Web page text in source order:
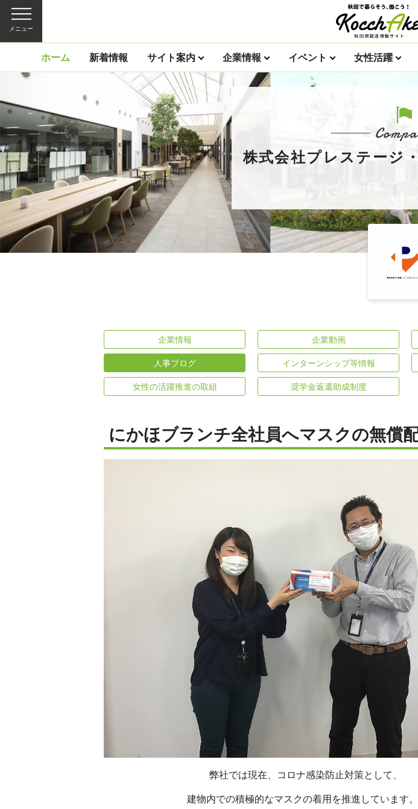
メニュー
ホーム 新着情報 サイト案内 企業情報 イベント 女性活躍
株式会社プレステージ
企業情報 企業動画
人事ブログ インターンシップ等情報
女性の活躍推進の取組 奨学金返還助成制度
にかほブランチ全社員へマスクの無償
弊社では現在、コロナ感染防止対策として、
建物内での積極的なマスクの着用を推進しています。